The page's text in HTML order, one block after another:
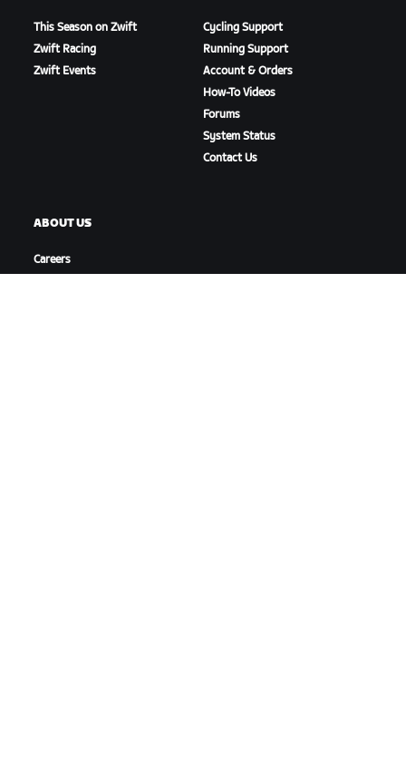
This Season on Zwift
Zwift Racing
Zwift Events
Cycling Support
Running Support
Account & Orders
How-To Videos
Forums
System Status
Contact Us
ABOUT US
Careers